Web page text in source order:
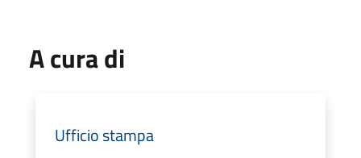
A cura di
Ufficio stampa